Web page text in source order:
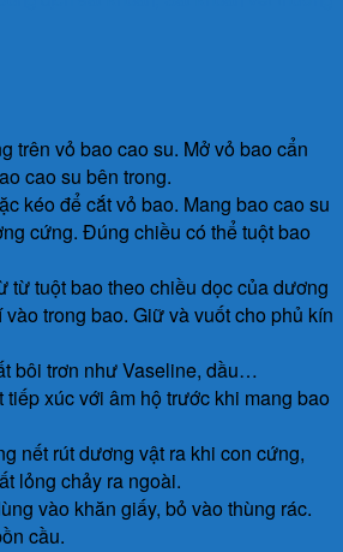
trên vỏ bao cao su. Mở vỏ bao cẩn
cao su bên trong.
kéo để cắt vỏ bao. Mang bao cao su
cứng. Đúng chiều có thể tuột bao
từ tuột bao theo chiều dọc của dương
trong bao. Giữ và vuốt cho phủ kín
bôi trơn như Vaseline, dầu…
xúc với âm hộ trước khi mang bao
nết rút dương vật ra khi con cứng,
lỏng chảy ra ngoài.
vào khăn giấy, bỏ vào thùng rác.
cầu.